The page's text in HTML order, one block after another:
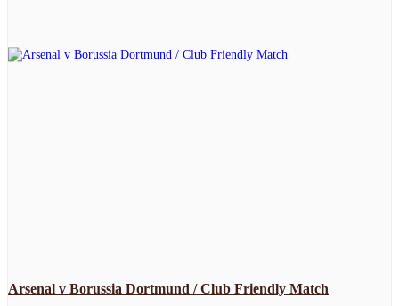
Arsenal v Borussia Dortmund / Club Friendly Match